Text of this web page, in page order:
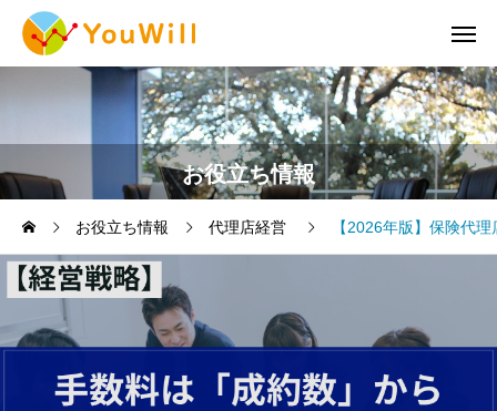
お役立ち情報
お役立ち情報 代理店経営 【2026年版】保険代